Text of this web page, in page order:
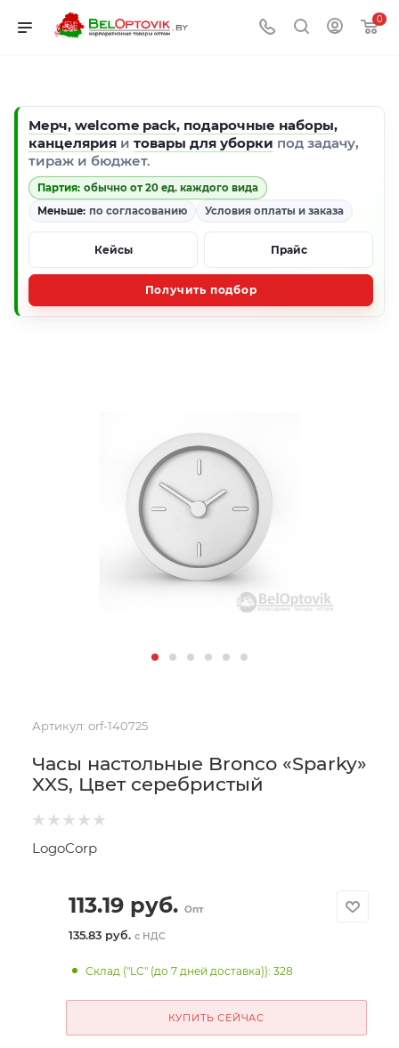
0
Мерч, welcome pack, подарочные наборы,
канцелярия и товары для уборки под задачу,
тираж и бюджет.
Партия: обычно от 20 ед. каждого вида
Меньше: по согласованию Условия оплаты и заказа
Кейсы Прайс
Получить подбор
Артикул: orf-140725
Часы настольные Bronco «Sparky»
XXS, Цвет серебристый
LogoCorp
113.19руб. Опт
135.83 руб. с НДС
Склад ("LC" (до 7 дней доставка)): 328
КУПИТЬ СЕЙЧАС